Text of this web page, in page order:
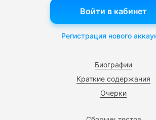
Биографии
Краткие содержания
Очерки
Войти в кабинет
Регистрация нового